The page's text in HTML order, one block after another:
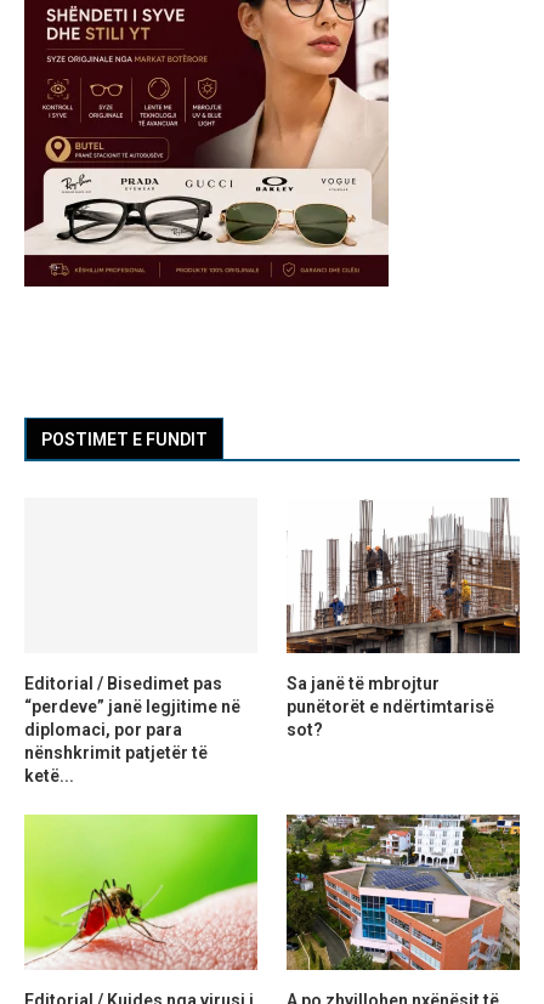
POSTIMET E FUNDIT
Editorial / Bisedimet pas
“perdeve” janë legjitime në
diplomaci, por para
nënshkrimit patjetër të
ketë...
Sa janë të mbrojtur
punëtorët e ndërtimtarisë
sot?